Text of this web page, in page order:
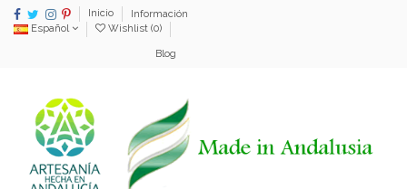
Inicio
Información
Español
Wishlist (0)
Blog